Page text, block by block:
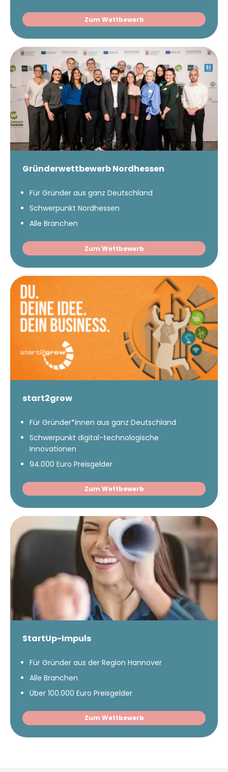
Zum Wettbewerb
Gründerwettbewerb Nordhessen
Für Gründer aus ganz Deutschland
Schwerpunkt Nordhessen
Alle Branchen
Zum Wettbewerb
start2grow
Für Gründer*innen aus ganz Deutschland
Schwerpunkt digital-technologische
Innovationen
94.000 Euro Preisgelder
Zum Wettbewerb
StartUp-Impuls
Für Gründer aus der Region Hannover
Alle Branchen
Über 100.000 Euro Preisgelder
Zum Wettbewerb